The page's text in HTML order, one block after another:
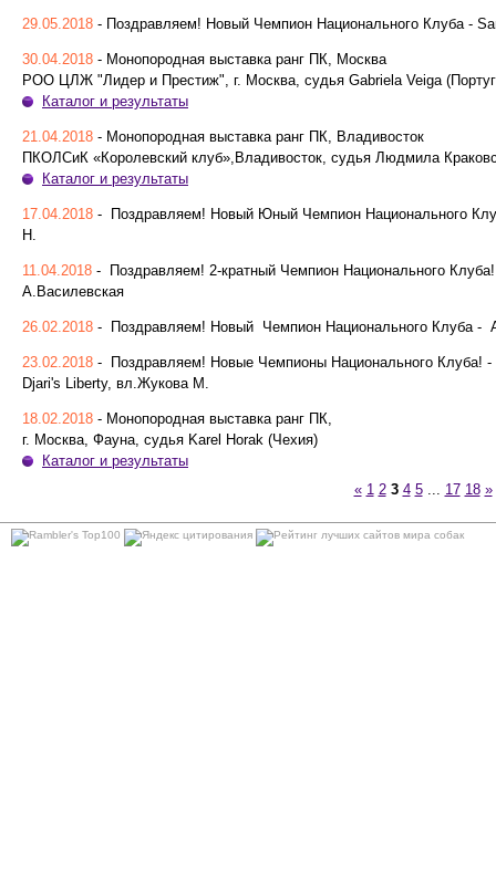
29.05.2018 - Поздравляем! Новый Чемпион Национального Клуба -
30.04.2018 - Монопородная выставка ранг ПК, Москва
РОО ЦЛЖ "Лидер и Престиж", г. Москва, судья Gabriela Veiga
Каталог и результаты
21.04.2018 - Монопородная выставка ранг ПК, Владивосток
ПКОЛСиК «Королевский клуб»,Владивосток, судья Людмила
Каталог и результаты
17.04.2018 - Поздравляем! Новый Юный Чемпион Национального
Н.
11.04.2018 - Поздравляем! 2-кратный Чемпион Национального
А.Василевская
26.02.2018 - Поздравляем! Новый Чемпион Национального Клуба -
23.02.2018 - Поздравляем! Новые Чемпионы Национального Клуба!
Djari's Liberty, вл.Жукова М.
18.02.2018 - Монопородная выставка ранг ПК,
г. Москва, Фауна, судья Karel Horak (Чехия)
Каталог и результаты
« 1 2 3 4 5 ... 17 18 »